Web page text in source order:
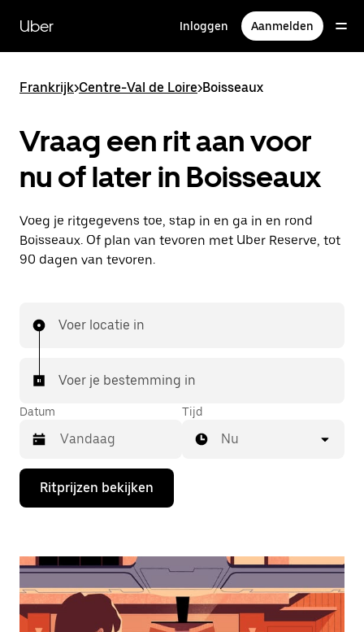
naar
hoofdinhoud
Uber Inloggen Aanmelden
Frankrijk>Centre-Val de Loire>Boisseaux
Vraag een rit aan voor
nu of later in Boisseaux
Voeg je ritgegevens toe, stap in en ga in en rond
Boisseaux. Of plan van tevoren met Uber Reserve, tot
90 dagen van tevoren.
Voer locatie in
Voer je bestemming in
Datum
Druk
de
de
te
openen
Tijd
Nu
Ritprijzen bekijken